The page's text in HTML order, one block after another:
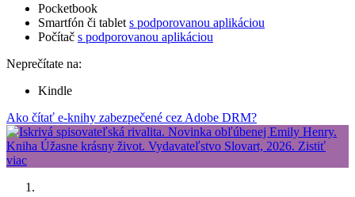
Pocketbook
Smartfón či tablet s podporovanou aplikáciou
Počítač s podporovanou aplikáciou
Neprečítate na:
Kindle
Ako čítať e-knihy zabezpečené cez Adobe DRM?